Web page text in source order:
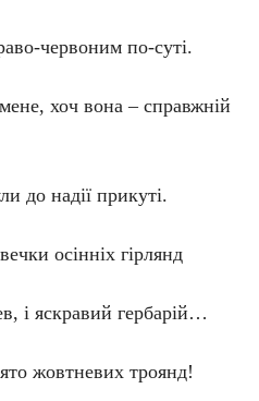
червоним по-суті.
хоч вона – справжній
до надії прикуті.
осінніх гірлянд
і яскравий гербарій…
жовтневих троянд!